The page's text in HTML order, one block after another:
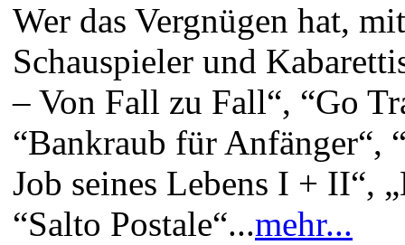
Wer das Vergnügen hat,
Schauspieler und
– Von Fall zu Fall“, “Go
“Bankraub für Anfänger“,
Job seines Lebens I + II“,
“Salto Postale“...mehr...